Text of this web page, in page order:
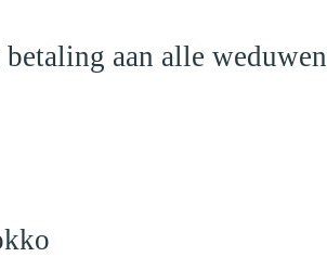
aan alle weduwen